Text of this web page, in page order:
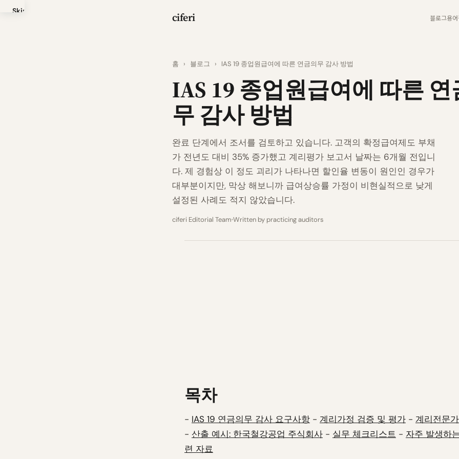
Skip
ciferi 블로그용어
홈 › 블로그 › IAS 19 종업원급여에 따른 연금의무 감사 방법
IAS 19 종업원급여에 따른 연
무 감사 방법
완료 단계에서 조서를 검토하고 있습니다. 고객의 확정급여제도 부채
가 전년도 대비 35% 증가했고 계리평가 보고서 날짜는 6개월 전입니
다. 제 경험상 이 정도 괴리가 나타나면 할인율 변동이 원인인 경우가
대부분이지만, 막상 해보니까 급여상승률 가정이 비현실적으로 낮게
설정된 사례도 적지 않았습니다.
ciferi Editorial Team Written by practicing auditors
목차
- IAS 19 연금의무 감사 요구사항 - 계리가정 검증 및 평가 - 계리전문
- 산출 예시: 한국철강공업 주식회사 - 실무 체크리스트 - 자주 발생하
련 자료